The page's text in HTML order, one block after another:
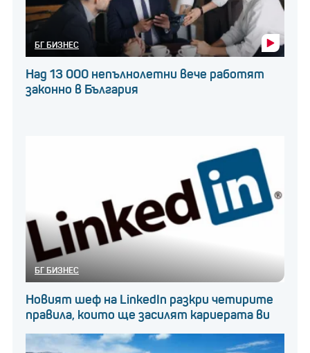
Наем или покупка на
жилище: Двама брокери
изгодно
Екип от компанията на Християн Петков участва
в обучението за преквалификация на работниците
след съкращенията в металургичния комбинат
„Кремиковци“.
„Първият ден, когато се запознахме с тези хора,
всички бяха яростни. Бяха прясно съкратени,
точно преди 2 седмици. Ние бяхме най-лошите –
измамници, които идват само да им взимат
БГ БИЗНЕС
Над 13 000 непълнолетни вече работят
законно в България
БГ БИЗНЕС
Новият шеф на LinkedIn разкри четирите
правила, които ще засилят кариерата ви